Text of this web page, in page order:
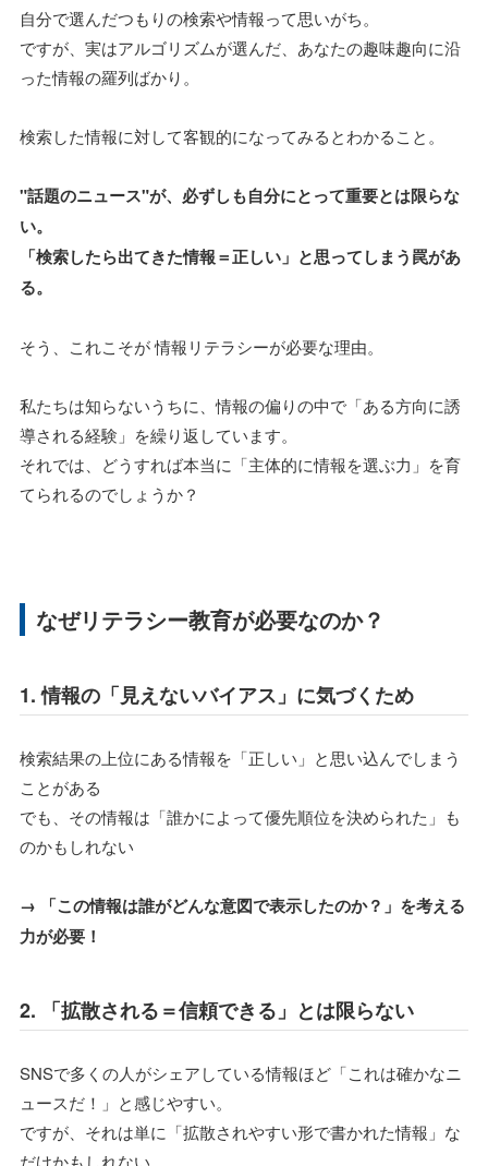
自分で選んだつもりの検索や情報って思いがち。
ですが、実はアルゴリズムが選んだ、あなたの趣味趣向に沿
った情報の羅列ばかり。
検索した情報に対して客観的になってみるとわかること。
"話題のニュース"が、必ずしも自分にとって重要とは限らな
い。
「検索したら出てきた情報＝正しい」と思ってしまう罠があ
る。
そう、これこそが 情報リテラシーが必要な理由。
私たちは知らないうちに、情報の偏りの中で「ある方向に誘
導される経験」を繰り返しています。
それでは、どうすれば本当に「主体的に情報を選ぶ力」を育
てられるのでしょうか？
なぜリテラシー教育が必要なのか？
1. 情報の「見えないバイアス」に気づくため
検索結果の上位にある情報を「正しい」と思い込んでしまう
ことがある
でも、その情報は「誰かによって優先順位を決められた」も
のかもしれない
→ 「この情報は誰がどんな意図で表示したのか？」を考える
力が必要！
2. 「拡散される＝信頼できる」とは限らない
SNSで多くの人がシェアしている情報ほど「これは確かなニ
ュースだ！」と感じやすい。
ですが、それは単に「拡散されやすい形で書かれた情報」な
だけかもしれない